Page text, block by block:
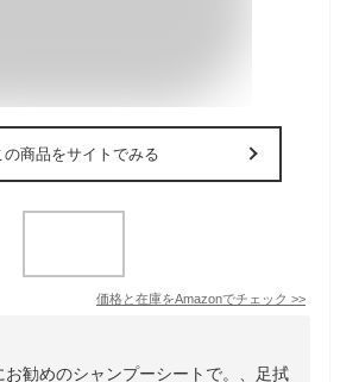
の商品をサイトでみる
価格と在庫をAmazonでチェック >>
お勧めのシャンプーシートで。、足拭